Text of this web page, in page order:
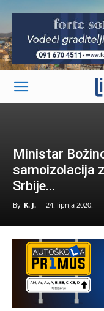
Ministar
samoizolacija
Srbije…
By K. J. - 24. lipnja 2020.